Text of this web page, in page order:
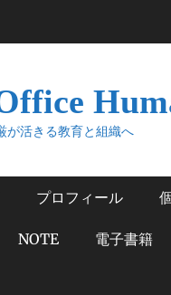
が活きる教育と組織へ
プロフィール
NOTE 電子書籍